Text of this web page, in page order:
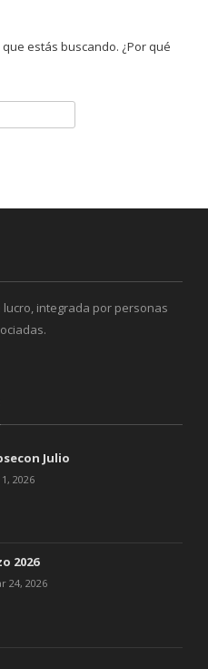
estás buscando. ¿Por qué
integrada por personas
Julio
2026
2026
24, 2026